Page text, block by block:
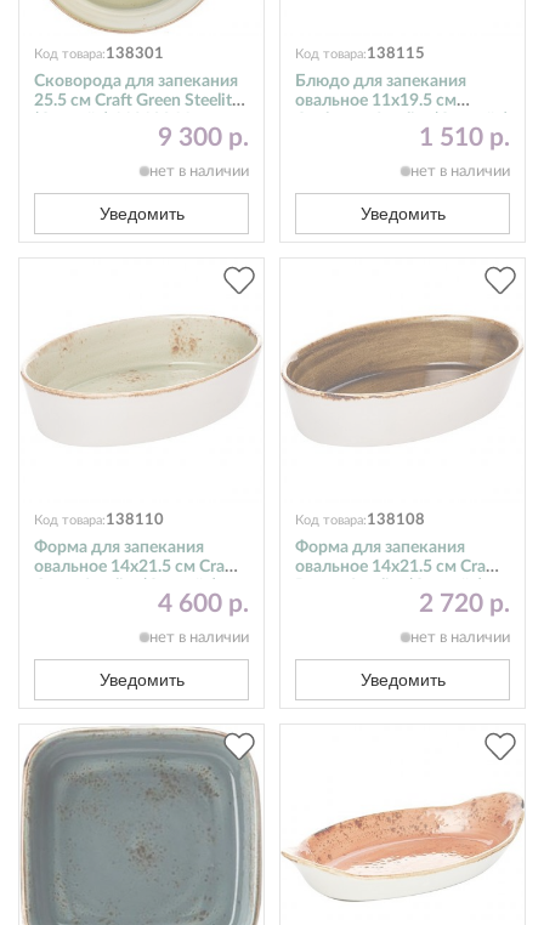
Код товара:138301
Сковорода для запекания
25.5 см Craft Green Steelite
9 300 р.
нет в наличии
Уведомить
Код товара:138115
Блюдо для запекания
овальное 11х19.5 см
1 510 р.
нет в наличии
Уведомить
Код товара:138110
Форма для запекания
овальное 14х21.5 см Craft
4 600 р.
нет в наличии
Уведомить
Код товара:138108
Форма для запекания
овальное 14х21.5 см Craft
2 720 р.
нет в наличии
Уведомить